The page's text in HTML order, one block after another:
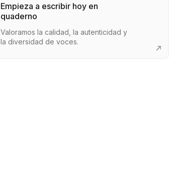
Empieza a escribir hoy en
quaderno
Valoramos la calidad, la autenticidad y
la diversidad de voces.